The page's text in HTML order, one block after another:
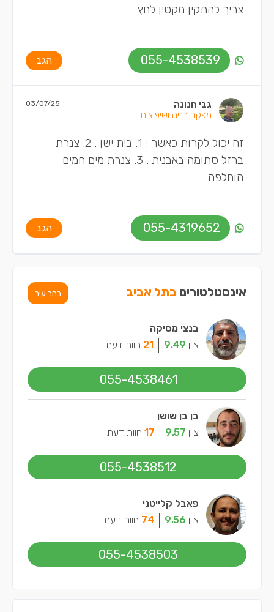
צריך להתקין מקטין לחץ
055-4538539 הגב
גבי חנונה
מפקח בניה ושיפוצים
03/07/25
זה יכול לקרות כאשר : 1. בית ישן . 2. צנרת
ברזל סתומה באבנית . 3. צנרת מים חמים
הוחלפה
055-4319652 הגב
אינסטלטורים בתל אביב בחר עיר
בנצי מסיקה
ציון 9.49
21 חוות דעת
055-4538461
בן בן שושן
ציון 9.57
17 חוות דעת
055-4538512
פאבל קלייטני
ציון 9.56
74 חוות דעת
055-4538503